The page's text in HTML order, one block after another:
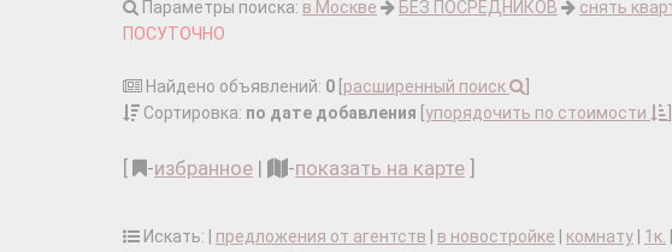
Параметры поиска: в Москве БЕЗ ПОСРЕДНИКОВ снять
ПОСУТОЧНО
Найдено объявлений: 0 расширенный поиск
Сортировка: по дате добавления упорядочить по стоимости
-избранное | -показать на карте
Искать: | предложения от агентств в новостройке комнату 1к.